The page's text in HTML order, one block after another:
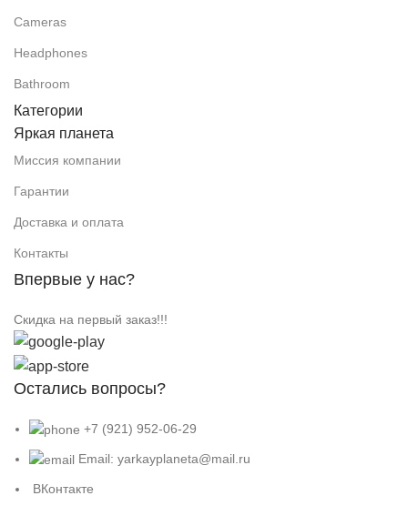
Cameras
Headphones
Bathroom
Категории
Яркая планета
Миссия компании
Гарантии
Доставка и оплата
Контакты
Впервые у нас?
Скидка на первый заказ!!!
Остались вопросы?
+7 (921) 952-06-29
Email: yarkayplaneta@mail.ru
ВКонтакте